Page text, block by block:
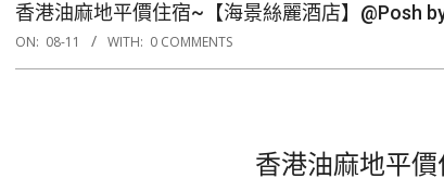
香港油麻地平價住宿~【海景絲麗酒店】@Posh
ON: 08-11 WITH: 0 COMMENTS
香港油麻地平價